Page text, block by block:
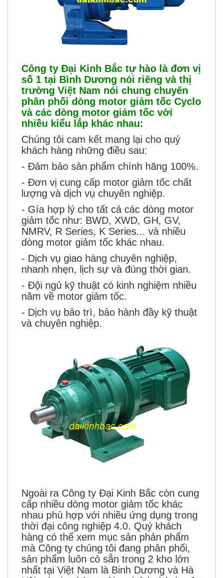
Công ty Đại Kinh Bắc tự hào là đơn vị
số 1 tại Bình Dương nói riêng và thị
trường Việt Nam nói chung chuyên
phân phối dòng motor giảm tốc Cyclo
và các dòng motor giảm tốc với
nhiều kiểu lắp khác nhau:
Chúng tôi cam kết mang lại cho quý
khách hàng những điều sau:
- Đảm bảo sản phẩm chính hãng 100%.
- Đơn vị cung cấp motor giảm tốc chất
lượng và dịch vụ chuyên nghiệp.
- Gía hợp lý cho tất cả các dòng motor
giảm tốc như: BWD, XWD, GH, GV,
NMRV, R Series, K Series... và nhiều
dòng motor giảm tốc khác nhau.
- Dịch vụ giao hàng chuyên nghiệp,
nhanh nhẹn, lịch sự và đúng thời gian.
- Đội ngủ kỹ thuật có kinh nghiệm nhiều
năm về motor giảm tốc.
- Dịch vụ bảo trì, bảo hành đầy kỹ thuật
và chuyên nghiệp.
Ngoài ra Công ty Đại Kinh Bắc còn cung
cấp nhiều dòng motor giảm tốc khác
nhau phù hợp với nhiều ứng dụng trong
thời đại công nghiệp 4.0. Quý khách
hàng có thể xem mục sản phản phẩm
mà Công ty chúng tôi đang phân phối,
sản phẩm luôn có sẵn trong 2 kho lớn
nhất tại Việt Nam là Binh Dương và Hà